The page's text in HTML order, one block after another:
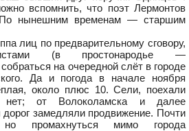
вспомнить, что поэт Лермонтов
нынешним временам — старшим
лиц по предварительному сговору,
(в простонародье —
на очередной слёт в городе
Да и погода в начале ноября
около плюс 10. Сели, поехали
нет; от Волоколамска и далее
замедляли продвижение. Почти
но промахнуться мимо города